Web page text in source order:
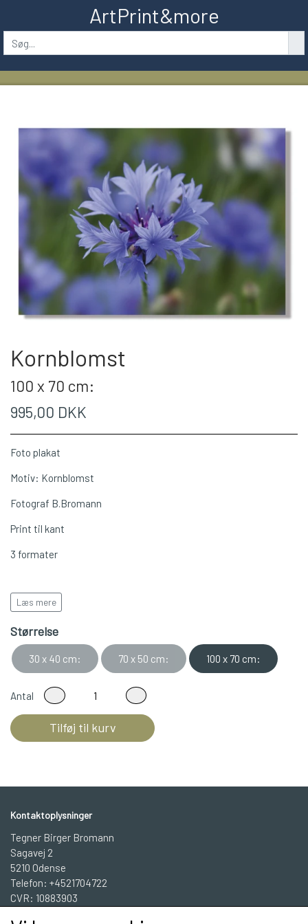
ArtPrint&more
Kornblomst
100 x 70 cm:
995,00 DKK
Foto plakat
Motiv: Kornblomst
Fotograf B.Bromann
Print til kant
3 formater
Leveres i rulle/rør
Læs mere
Størrelse
30 x 40 cm: 70 x 50 cm: 100 x 70 cm:
Antal
Tilføj til kurv
Kontaktoplysninger
Tegner Birger Bromann
Sagavej 2
5210 Odense
Telefon: +4521704722
CVR: 10883903